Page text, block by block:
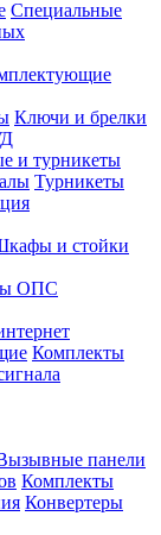
Специальные
Ключи и брелки
и турникеты
Турникеты
и стойки
ОПС
Комплекты
панели
Комплекты
Конвертеры